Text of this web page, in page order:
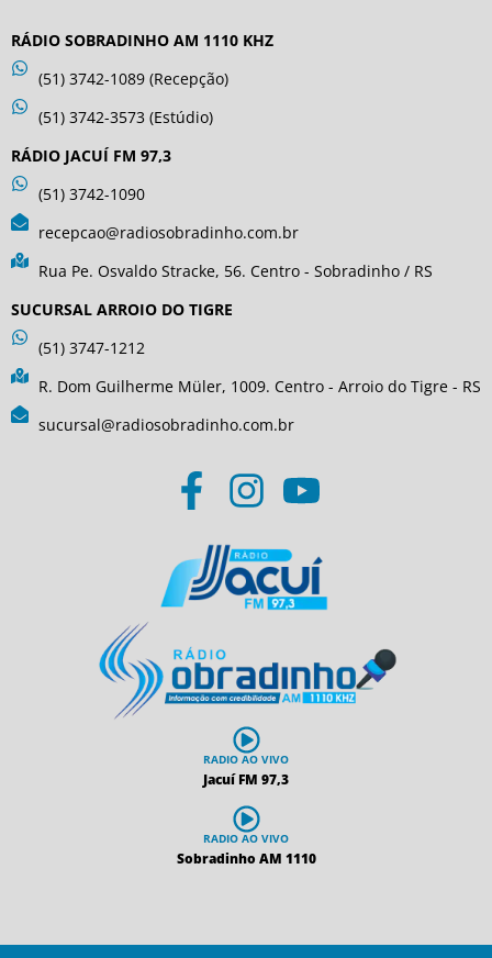
RÁDIO SOBRADINHO AM 1110 KHZ
(51) 3742-1089 (Recepção)
(51) 3742-3573 (Estúdio)
RÁDIO JACUÍ FM 97,3
(51) 3742-1090
recepcao@radiosobradinho.com.br
Rua Pe. Osvaldo Stracke, 56. Centro - Sobradinho / RS
SUCURSAL ARROIO DO TIGRE
(51) 3747-1212
R. Dom Guilherme Müler, 1009. Centro - Arroio do Tigre - RS
sucursal@radiosobradinho.com.br
RADIO AO VIVO
Jacuí FM 97,3
RADIO AO VIVO
Sobradinho AM 1110